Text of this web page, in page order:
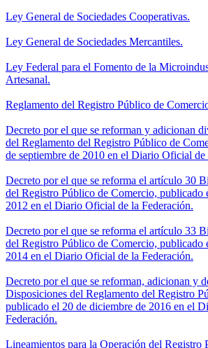
Ley General de Sociedades Cooperativas.
Ley General de Sociedades Mercantiles.
Ley Federal para el Fomento de la
Artesanal.
Reglamento del Registro Público de
Decreto por el que se reforman y adicionan
del Reglamento del Registro Público de
de septiembre de 2010 en el Diario Oficial de
Decreto por el que se reforma el artículo 30
del Registro Público de Comercio, publicado
2012 en el Diario Oficial de la Federación.
Decreto por el que se reforma el artículo 33
del Registro Público de Comercio, publicado
2014 en el Diario Oficial de la Federación.
Decreto por el que se reforman, adicionan y
Disposiciones del Reglamento del Registro
publicado el 20 de diciembre de 2016 en el
Federación.
Lineamientos para la Operación del Registro